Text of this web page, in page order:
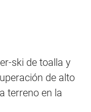
ski de toalla y
de alto
terreno en la